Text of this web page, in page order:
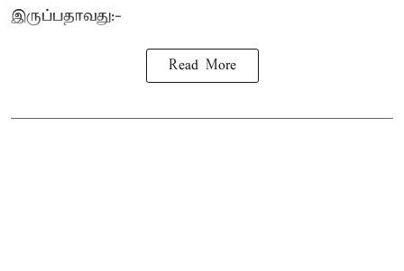
இருப்பதாவது:-
Read More